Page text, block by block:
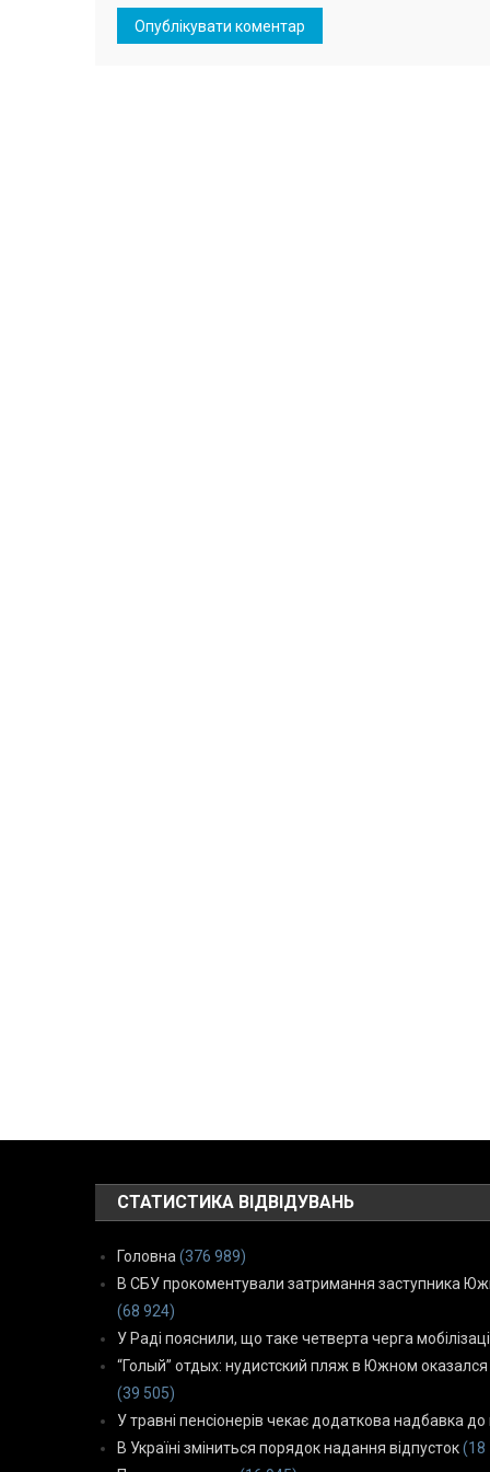
СТАТИСТИКА ВІДВІДУВАНЬ
Головна (376 989)
В СБУ прокоментували затримання заступника
(68 924)
У Раді пояснили, що таке четверта черга
“Голый” отдых: нудистский пляж в Южном
(39 505)
У травні пенсіонерів чекає додаткова надбавка до
В Україні зміниться порядок надання відпусток (18